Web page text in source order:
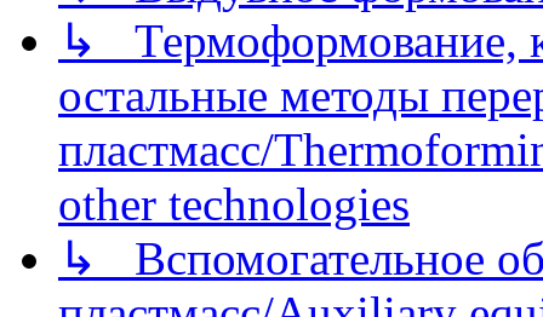
↳ Термоформование,
остальные методы
пластмасс/
other technologies
↳ Вспомогательное